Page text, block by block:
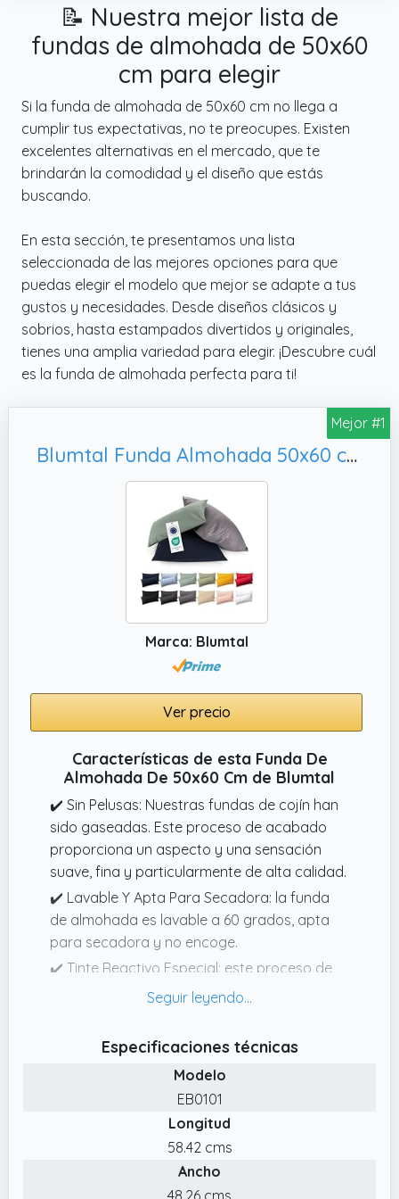
📝 Nuestra mejor lista de
fundas de almohada de 50x60
cm para elegir
Si la funda de almohada de 50x60 cm no llega a
cumplir tus expectativas, no te preocupes. Existen
excelentes alternativas en el mercado, que te
brindarán la comodidad y el diseño que estás
buscando.
En esta sección, te presentamos una lista
seleccionada de las mejores opciones para que
puedas elegir el modelo que mejor se adapte a tus
gustos y necesidades. Desde diseños clásicos y
sobrios, hasta estampados divertidos y originales,
tienes una amplia variedad para elegir. ¡Descubre cuál
es la funda de almohada perfecta para ti!
Mejor #1
Blumtal Funda Almohada 50x60 cm Funda Cojin - Fundas de Almohada 50x60 de 100% Algodón Suave Certificado Oeko-Tex - Fundas Cojines Set de 2-50x60 cm con Cremallera - Blanco
Marca: Blumtal
Ver precio
Características de esta Funda De
Almohada De 50x60 Cm de Blumtal
✔️ Sin Pelusas: Nuestras fundas de cojín han
sido gaseadas. Este proceso de acabado
proporciona un aspecto y una sensación
suave, fina y particularmente de alta calidad.
✔️ Lavable Y Apta Para Secadora: la funda
de almohada es lavable a 60 grados, apta
para secadora y no encoge.
✔️ Tinte Reactivo Especial: este proceso de
teñido permite una unión especialmente
✔️ 12 Colores Y 6 Tamaños: nuestra funda de
almohada premium está disponible en 12
colores modernos y 6 tamaños diferentes.
Por lo tanto, hay una funda adecuada para
✔️ 2 Fundas De Almohada Muy Suaves: la
Especificaciones técnicas
Modelo
EB0101
Longitud
58.42 cms
Ancho
48.26 cms